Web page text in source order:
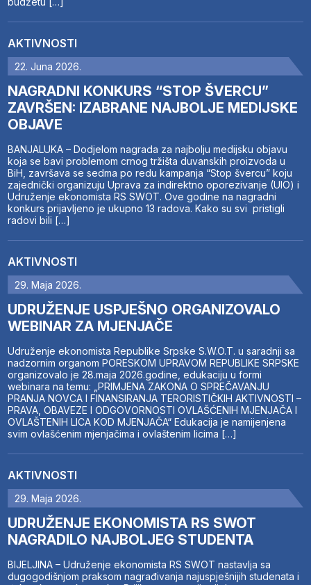
AKTIVNOSTI
22. Juna 2026.
NAGRADNI KONKURS “STOP ŠVERCU”
ZAVRŠEN: IZABRANE NAJBOLJE MEDIJSKE
OBJAVE
BANJALUKA – Dodjelom nagrada za najbolju medijsku objavu
koja se bavi problemom crnog tržišta duvanskih proizvoda u
BiH, završava se sedma po redu kampanja “Stop švercu” koju
zajednički organizuju Uprava za indirektno oporezivanje (UIO) i
Udruženje ekonomista RS SWOT. Ove godine na nagradni
konkurs prijavljeno je ukupno 13 radova. Kako su svi pristigli
radovi bili […]
AKTIVNOSTI
29. Maja 2026.
UDRUŽENJE USPJEŠNO ORGANIZOVALO
WEBINAR ZA MJENJAČE
Udruženje ekonomista Republike Srpske S.W.O.T. u saradnji sa
nadzornim organom PORESKOM UPRAVOM REPUBLIKE SRPSKE
organizovalo je 28.maja 2026.godine, edukaciju u formi
webinara na temu: „PRIMJENA ZAKONA O SPREČAVANJU
PRANJA NOVCA I FINANSIRANJA TERORISTIČKIH AKTIVNOSTI –
PRAVA, OBAVEZE I ODGOVORNOSTI OVLAŠĆENIH MJENJAČA I
OVLAŠTENIH LICA KOD MJENJAČA“ Edukacija je namijenjena
svim ovlašćenim mjenjačima i ovlaštenim licima […]
AKTIVNOSTI
29. Maja 2026.
UDRUŽENJE EKONOMISTA RS SWOT
NAGRADILO NAJBOLJEG STUDENTA
BIJELJINA – Udruženje ekonomista RS SWOT nastavlja sa
dugogodišnjom praksom nagrađivanja najuspješnijih studenata i